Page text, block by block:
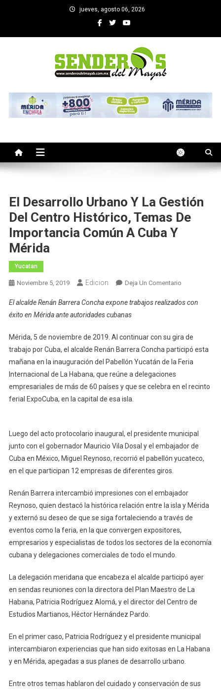
jueves, agosto 06, 2026
SENDEROS DEL MAYAB
El Desarrollo Urbano Y La Gestión
Del Centro Histórico, Temas De
Importancia Común A Cuba Y
Mérida
Yucatan
Noviembre 5, 2019 Edicion Deja Un ComentarioEn
Desarrollo
La
Gestión
Del
Histórico,
Común
A
El alcalde Renán Barrera Concha expone trabajos realizados con
éxito en Mérida ante autoridades cubanas
Mérida, 5 de noviembre de 2019. Al continuar con su gira de
trabajo por Cuba, el alcalde Renán Barrera Concha participó esta
mañana en la inauguración del Pabellón Yucatán de la Feria
Internacional de La Habana, que reúne a delegaciones
empresariales de más de 60 países y que se celebra en el recinto
ferial ExpoCuba, en la capital de esa isla.
Luego del acto protocolario inaugural, el presidente municipal
junto con el gobernador Mauricio Vila Dosal y el embajador de
Cuba en México, Miguel Reynoso, recorrió el pabellón yucateco,
en el que participan 12 empresas de diferentes giros.
Renán Barrera intercambió impresiones con el embajador
Reynoso, quien destacó la histórica relación entre la isla y Mérida
y externó su deseo de que se siga fortaleciendo a través de
eventos como la feria, en la que convergen expositores,
empresarios y especialistas de todos los sectores de la economía
cubana y delegaciones comerciales de todo el mundo.
La delegación meridana que encabeza el alcalde participó ayer
en sendas reuniones con la directora del Plan Maestro de La
Habana, Patricia Rodríguez Alomá, y el director del Centro de
Estudios Martianos, Héctor Hernández Pardo.
En el primer caso, Patricia Rodríguez y el presidente municipal
intercambiaron experiencias que han sido exitosas en La Habana
y en Mérida, apegadas a sus planes de desarrollo urbano.
Entre otros temas hablaron del cuidado y conservación de sus